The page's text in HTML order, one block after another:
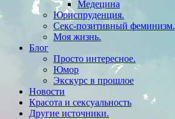
Медецина
Юриспруденция.
Секс-позитивный феминизм.
Моя жизнь.
Блог
Просто интересное.
Юмор
Экскурс в прошлое
Новости
Красота и сексуальность
Другие источники.